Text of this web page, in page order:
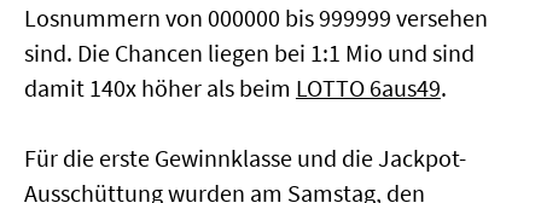
Losnummern von 000000 bis 999999 versehen
sind. Die Chancen liegen bei 1:1 Mio und sind
damit 140x höher als beim LOTTO 6aus49.
Für die erste Gewinnklasse und die Jackpot-
Ausschüttung wurden am Samstag, den